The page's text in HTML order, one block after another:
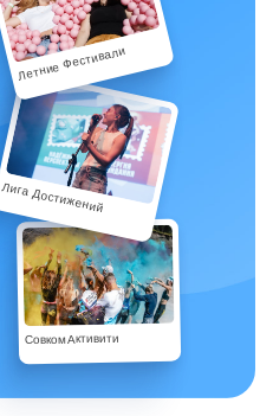
Летние Фестивали
Лига Достижений
СовкомАктивити